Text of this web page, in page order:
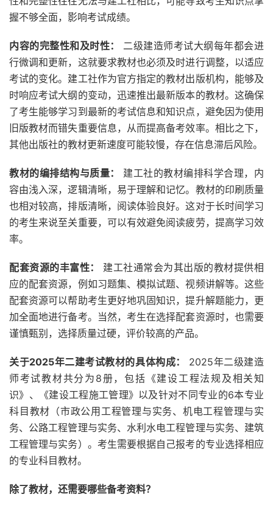
握不够全面，影响考试成绩。
内容的完整性和及时性：
二级建造师考试大纲每年都会进
行微调和更新，这就要求教材也必须及时进行调整，以适应
考试的变化。建工社作为官方指定的教材出版机构，能够及
时响应考试大纲的变动，迅速推出最新版本的教材。这确保
了考生能够学习到最新的考试信息和知识点，避免因为使用
旧版教材而错失重要信息，从而提高备考效率。相比之下，
其他出版社的教材更新速度可能较慢，存在信息滞后风险。
教材的编排结构与质量：
建工社的教材编排科学合理，内
容由浅入深，逻辑清晰，易于理解和记忆。教材的印刷质量
也相对较高，排版清晰，阅读体验良好。这对于长时间学习
的考生来说至关重要，可以有效避免阅读疲劳，提高学习效
率。
配套资源的丰富性：
建工社通常会为其出版的教材提供相
应的配套资源，例如习题集、模拟试题、视频讲解等。这些
配套资源可以帮助考生更好地巩固知识，提升解题能力，更
加全面地进行备考。当然，考生在选择配套资源时，也需要
谨慎甄别，选择质量过硬，评价较高的产品。
关于2025年二建考试教材的具体构成：
2025年二级建造
师考试教材共分为8册，包括《建设工程法规及相关知
识》、《建设工程施工管理》以及针对不同专业的6本专业
科目教材（市政公用工程管理与实务、机电工程管理与实
务、公路工程管理与实务、水利水电工程管理与实务、建筑
工程管理与实务）。考生需要根据自己报考的专业选择相应
的专业科目教材。
除了教材，还需要哪些备考资料？